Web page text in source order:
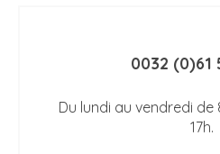
0032 (0)61
Du lundi au vendredi de
17h.